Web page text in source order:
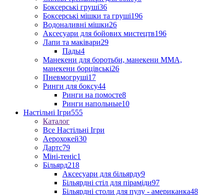
Боксерські груші36
Боксерські мішки та груші196
Водоналивні мішки26
Аксесуари для бойових мистецтв196
Лапи та маківари29
Пады4
Манекени для боротьби, манекени ММА,
манекени борцівські26
Пневмогруші17
Ринги для боксу44
Ринги на помосте8
Ринги напольные10
Настільні Ігри555
Каталог
Все Настільні Ігри
Аерохокей30
Дартс79
Міні-теніс1
Більярд218
Аксесуари для більярду9
Більярдні стіл для піраміди97
Більярдні столи для пулу - американка48